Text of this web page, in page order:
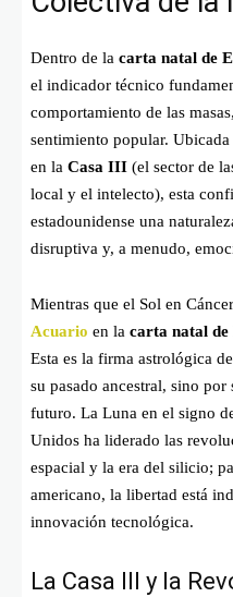
Dentro de la carta natal de
el indicador técnico
comportamiento de las
sentimiento popular.
en la Casa III (el sector de
local y el intelecto), esta
estadounidense una
disruptiva y, a menudo,
Mientras que el Sol en
Acuario en la carta natal de
Esta es la firma astrológica
su pasado ancestral, sino
futuro. La Luna en el signo
Unidos ha liderado las
espacial y la era del silicio;
americano, la libertad está
innovación tecnológica.
La Casa III y la